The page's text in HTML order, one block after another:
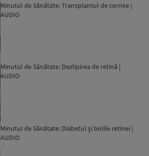
Minutul de Sănătate: Transplantul de cornee |
AUDIO
Minutul de Sănătate: Dezlipirea de retină |
AUDIO
Minutul de Sănătate: Diabetul și bolile retinei |
AUDIO